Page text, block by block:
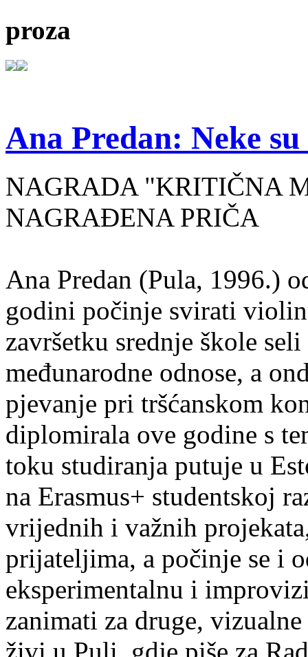
proza
Ana Predan: Neke
NAGRADA "KRITIČNA
NAGRAĐENA PRIČA
Ana Predan (Pula, 1996.)
godini počinje svirati
završetku srednje škole
međunarodne odnose, a
pjevanje pri tršćanskom
diplomirala ove godine s
toku studiranja putuje u
na Erasmus+ studentskoj
vrijednih i važnih
prijateljima, a počinje se i
eksperimentalnu i
zanimati za druge,